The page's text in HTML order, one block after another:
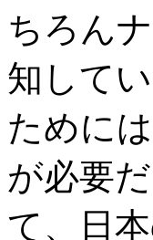
ちろん
知して
ために
が必要
て、日